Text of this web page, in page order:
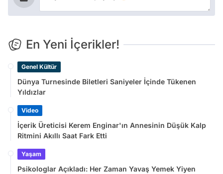
En Yeni İçerikler!
Genel Kültür
Dünya Turnesinde Biletleri Saniyeler İçinde Tükenen
Yıldızlar
Video
İçerik Üreticisi Kerem Enginar'ın Annesinin Düşük Kalp
Ritmini Akıllı Saat Fark Etti
Yaşam
Psikologlar Açıkladı: Her Zaman Yavaş Yemek Yiyen